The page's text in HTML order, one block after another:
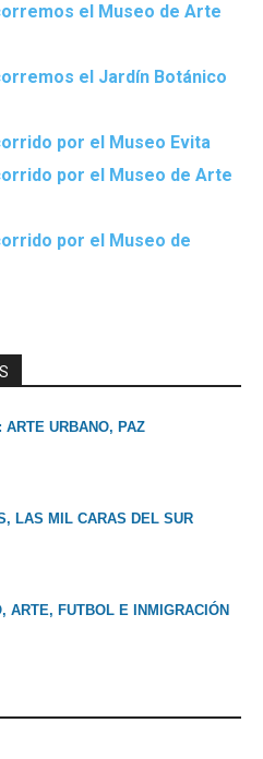
el Museo de Arte
el Jardín Botánico
por el Museo Evita
por el Museo de Arte
por el Museo de
ARTE URBANO, PAZ
LAS MIL CARAS DEL SUR
ARTE, FUTBOL E INMIGRACIÓN